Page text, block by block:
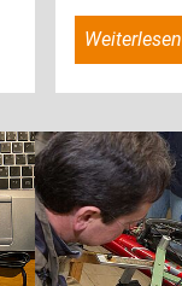
weiterlesen